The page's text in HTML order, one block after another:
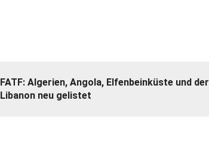
FATF: Algerien, Angola, Elfenbeinküste und der
Libanon neu gelistet